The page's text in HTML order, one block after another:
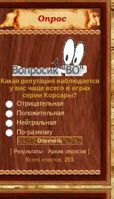
Какая репутация наблюдается
у вас чаще всего в играх
серии Корсары?
Отрицательная
Положительная
Нейтральная
По-разному
[ Результаты· Архив опросов]
Всего ответов: 251